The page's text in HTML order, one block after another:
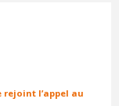
rejoint l’appel au